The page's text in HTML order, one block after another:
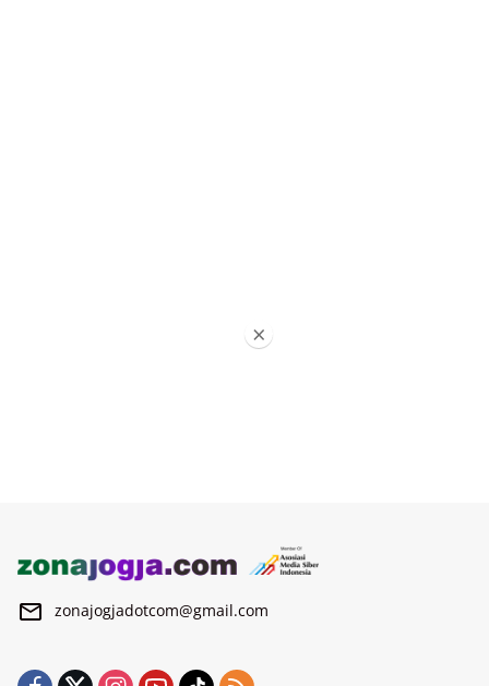
zonajogjadotcom@gmail.com
×